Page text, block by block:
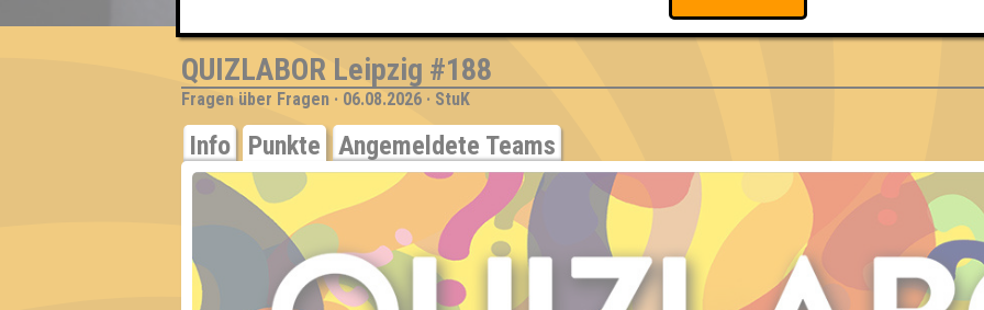
QUIZLABOR Leipzig #188
Fragen über Fragen · 06.08.2026 · StuK
Info Punkte Angemeldete Teams